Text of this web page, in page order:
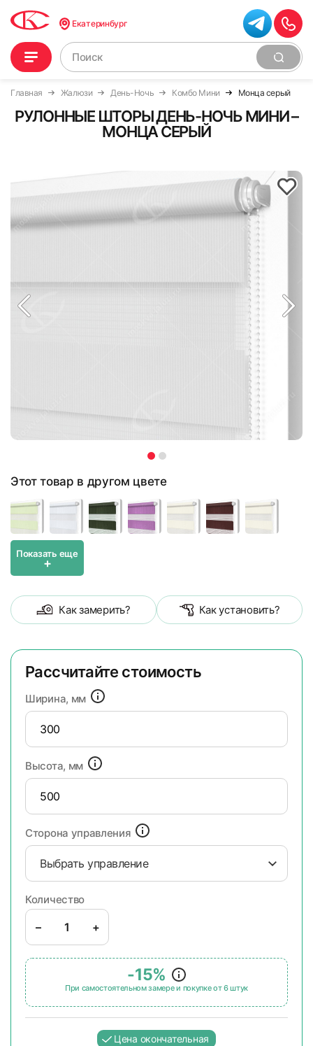
Екатеринбург
Главная Жалюзи День-Ночь Комбо Мини Монца серый
РУЛОННЫЕ ШТОРЫ ДЕНЬ-НОЧЬ МИНИ –
МОНЦА СЕРЫЙ
Этот товар в другом цвете
Показать еще
+
Как замерить? Как установить?
Рассчитайте стоимость
Ширина, мм
Высота, мм
Сторона управления
Выбрать управление
Количество
– +
-15%
При самостоятельном замере и покупке от 6 штук
Цена окончательная